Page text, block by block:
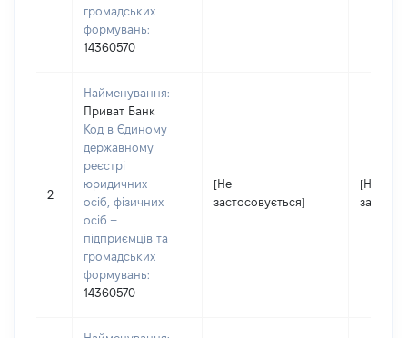
громадських
формувань:
14360570
2
Найменування:
Приват Банк
Код в Єдиному
державному
реєстрі
юридичних
осіб, фізичних
осіб –
підприємців та
громадських
формувань:
14360570
[Не
застосовується]
[Не